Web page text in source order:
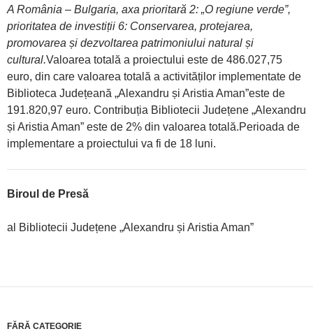
A România – Bulgaria, axa prioritară 2: „O regiune verde”,
prioritatea de investiții 6: Conservarea, protejarea,
promovarea și dezvoltarea patrimoniului natural și
cultural.Valoarea totală a proiectului este de 486.027,75
euro, din care valoarea totală a activităților implementate de
Biblioteca Județeană „Alexandru și Aristia Aman”este de
191.820,97 euro. Contribuția Bibliotecii Județene „Alexandru
și Aristia Aman” este de 2% din valoarea totală.Perioada de
implementare a proiectului va fi de 18 luni.
Biroul de Presă
al Bibliotecii Județene „Alexandru și Aristia Aman”
FĂRĂ CATEGORIE